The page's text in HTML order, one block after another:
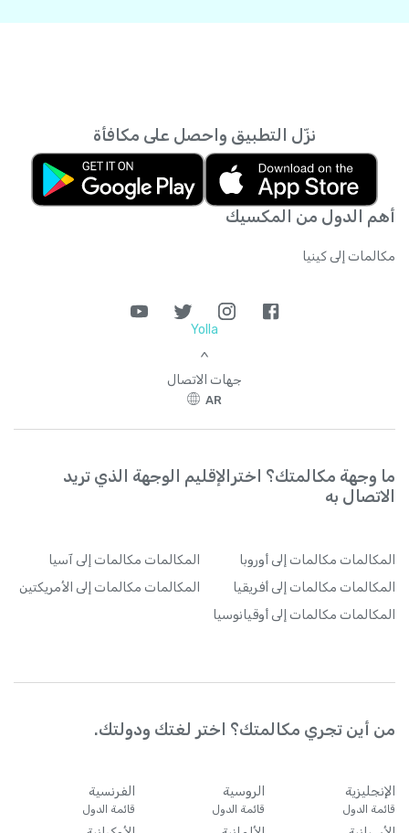
أهم الدول من المكسيك
مكالمات إلى كينيا
نزّل التطبيق واحصل على مكافأة
Yolla
>
جهات الاتصال
AR
ما وجهة مكالمتك؟ اخترالإقليم الوجهة الذي تريد
الاتصال به
المكالمات مكالمات إلى أوروبا المكالمات مكالمات إلى آسيا
المكالمات مكالمات إلى أفريقيا المكالمات مكالمات إلى الأمريكتين
المكالمات مكالمات إلى أوقيانوسيا
من أين تجري مكالمتك؟ اختر لغتك ودولتك.
الإنجليزية
قائمة الدول
الروسية
قائمة الدول
الفرنسية
قائمة الدول